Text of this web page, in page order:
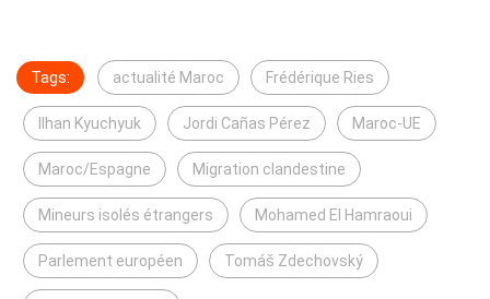
Tags: actualité Maroc Frédérique Ries
Ilhan Kyuchyuk Jordi Cañas Pérez Maroc-UE
Maroc/Espagne Migration clandestine
Mineurs isolés étrangers Mohamed El Hamraoui
Parlement européen Tomáš Zdechovský